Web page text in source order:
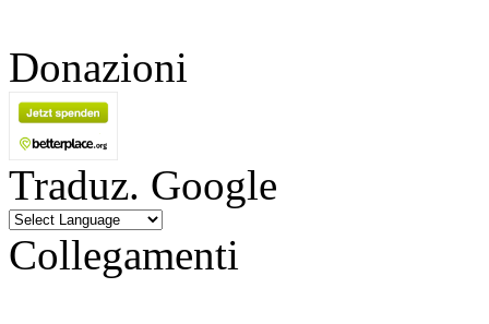
Donazioni
Traduz. Google
Collegamenti